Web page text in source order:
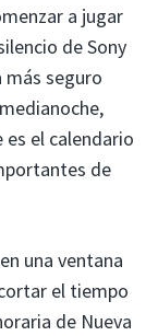
a jugar
de Sony
más seguro
el calendario
de
una ventana
el tiempo
de Nueva